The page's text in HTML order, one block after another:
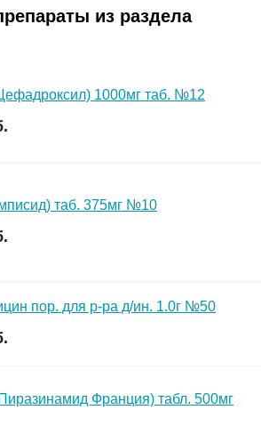
из раздела
1000мг таб. №12
таб. 375мг №10
пор. для р-ра д/ин. 1.0г №50
Франция) табл. 500мг